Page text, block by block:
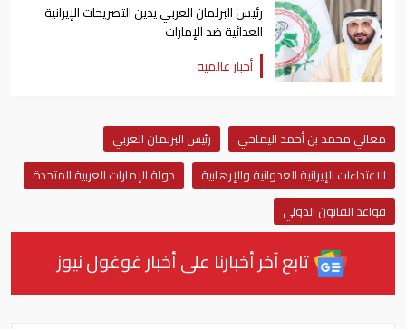
رئيس البرلمان العربي يدين التصريحات الإيرانية
العدائية ضد الإمارات
أخبار عالمية
معالي محمد بن أحمد اليماحي
رئيس البرلمان العربي
الاعتداءات الإيرانية العدوانية والإرهابية
دولة الإمارات العربية المتحدة
قواعد القانون الدولي
تابع آخر أخبارنا على أخبار غوغول نيوز